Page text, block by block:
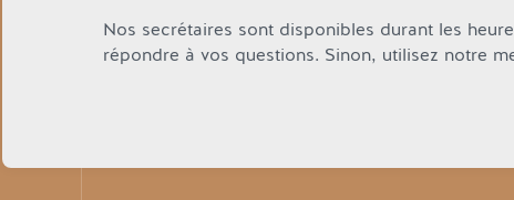
Nos secrétaires sont disponibles durant les
répondre à vos questions. Sinon, utilisez notre